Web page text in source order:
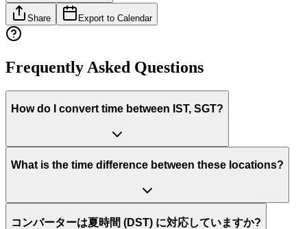
Share Export to Calendar
Frequently Asked Questions
How do I convert time between IST, SGT?
What is the time difference between these locations?
コンバーターは夏時間 (DST) に対応していますか?